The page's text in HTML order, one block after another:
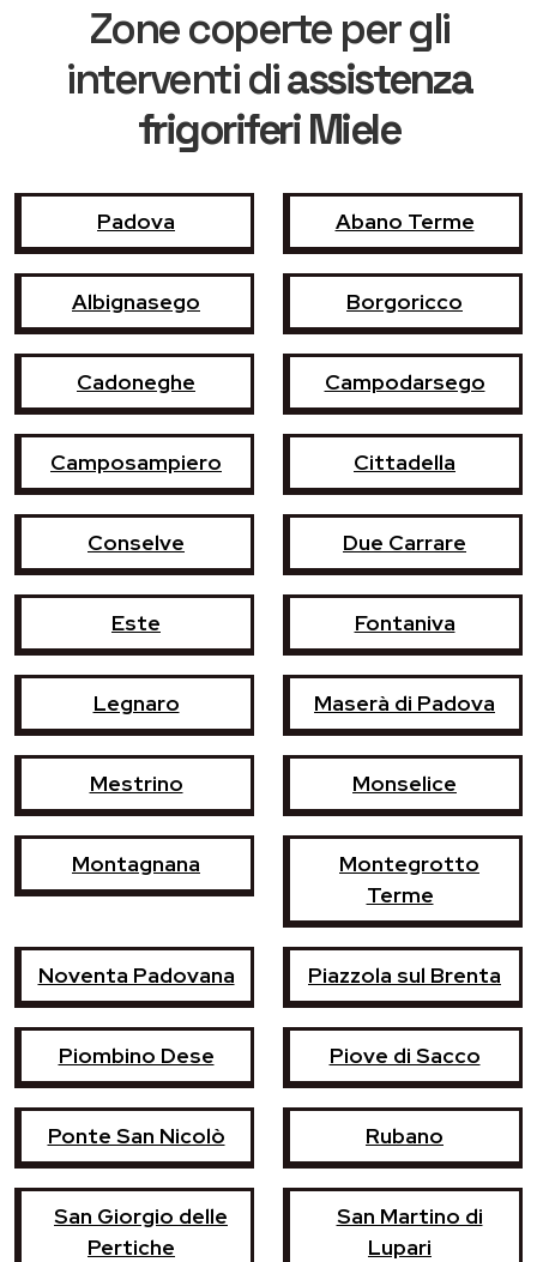
Zone coperte per gli
interventi diassistenza
frigoriferi Miele
Padova Abano Terme
Albignasego Borgoricco
Cadoneghe Campodarsego
Camposampiero Cittadella
Conselve Due Carrare
Este Fontaniva
Legnaro Maserà di Padova
Mestrino Monselice
Montagnana
Montegrotto
Terme
Noventa Padovana Piazzola sul Brenta
Piombino Dese Piove di Sacco
Ponte San Nicolò Rubano
San Giorgio delle
Pertiche
San Martino di
Lupari